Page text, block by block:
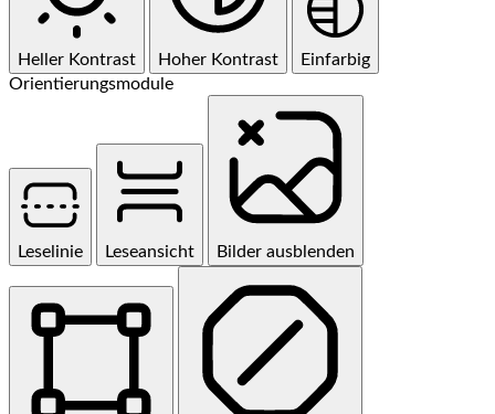
Heller Kontrast Hoher Kontrast
Einfarbig
Orientierungsmodule
Leselinie Leseansicht Bilder ausblenden